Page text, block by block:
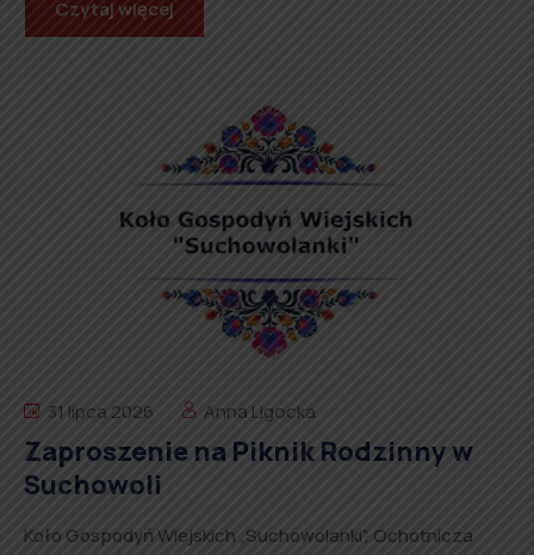
Czytaj więcej
31 lipca 2026 Anna Ligocka
Zaproszenie na Piknik Rodzinny w
Suchowoli
Koło Gospodyń Wiejskich „Suchowolanki”, Ochotnicza